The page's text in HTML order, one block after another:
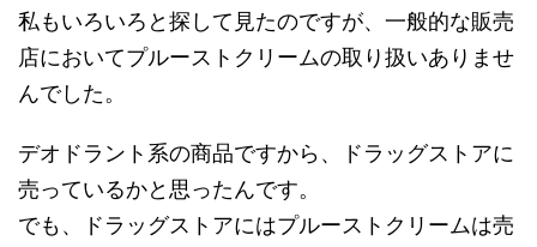
私もいろいろと探して見たのですが、一般的な販売
店においてプルーストクリームの取り扱いありませ
んでした。
デオドラント系の商品ですから、ドラッグストアに
売っているかと思ったんです。
でも、ドラッグストアにはプルーストクリームは売